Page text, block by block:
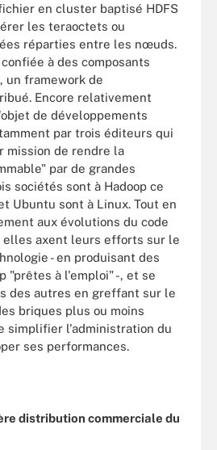
en cluster baptisé HDFS
les teraoctets ou
réparties entre les nœuds.
à des composants
un framework de
Encore relativement
de développements
par trois éditeurs qui
mission de rendre la
par de grandes
sociétés sont à Hadoop ce
Ubuntu sont à Linux. Tout en
aux évolutions du code
elles axent leurs efforts sur le
- en produisant des
"prêtes à l'emploi" -, et se
des autres en greffant sur le
briques plus ou moins
simplifier l'administration du
ses performances.
distribution commerciale du